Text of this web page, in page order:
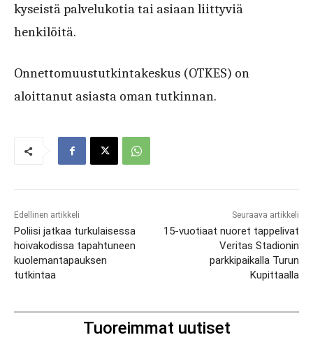
kyseistä palvelukotia tai asiaan liittyviä
henkilöitä.
Onnettomuustutkintakeskus (OTKES) on
aloittanut asiasta oman tutkinnan.
Edellinen artikkeli
Poliisi jatkaa turkulaisessa
hoivakodissa tapahtuneen
kuolemantapauksen
tutkintaa
Seuraava artikkeli
15-vuotiaat nuoret tappelivat
Veritas Stadionin
parkkipaikalla Turun
Kupittaalla
Tuoreimmat uutiset